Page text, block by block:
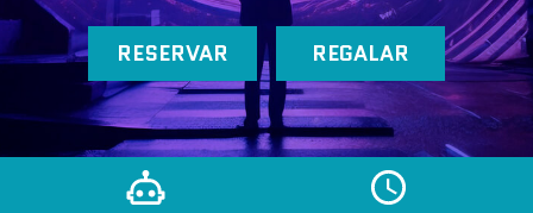
RESERVAR REGALAR